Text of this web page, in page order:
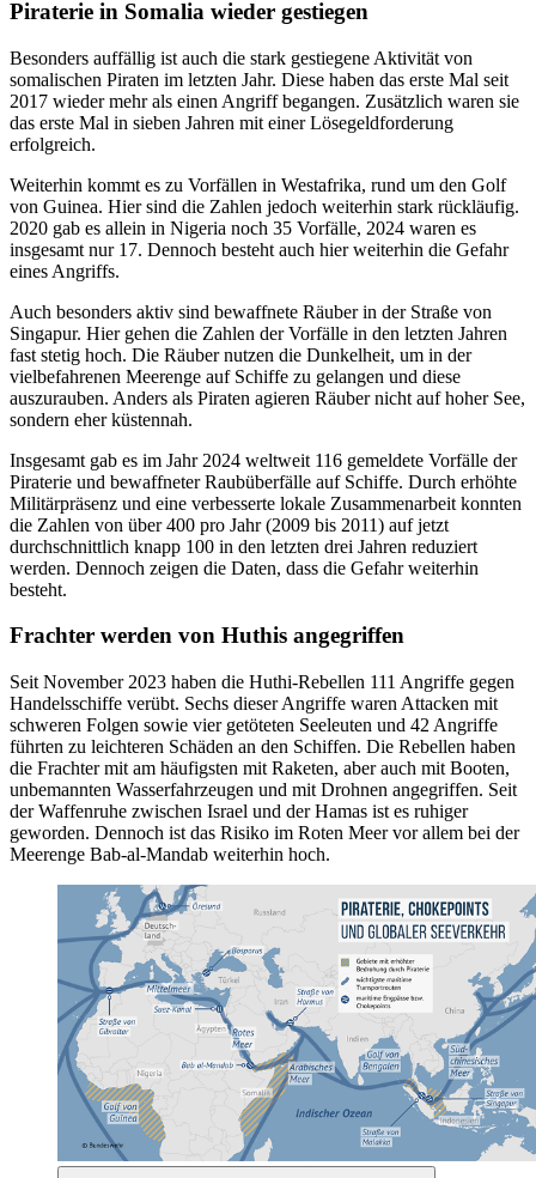
Piraterie in Somalia wieder gestiegen
Besonders auffällig ist auch die stark gestiegene Aktivität von
somalischen Piraten im letzten Jahr. Diese haben das erste Mal seit
2017 wieder mehr als einen Angriff begangen. Zusätzlich waren sie
das erste Mal in sieben Jahren mit einer Lösegeldforderung
erfolgreich.
Weiterhin kommt es zu Vorfällen in Westafrika, rund um den Golf
von Guinea. Hier sind die Zahlen jedoch weiterhin stark rückläufig.
2020 gab es allein in Nigeria noch 35 Vorfälle, 2024 waren es
insgesamt nur 17. Dennoch besteht auch hier weiterhin die Gefahr
eines Angriffs.
Auch besonders aktiv sind bewaffnete Räuber in der Straße von
Singapur. Hier gehen die Zahlen der Vorfälle in den letzten Jahren
fast stetig hoch. Die Räuber nutzen die Dunkelheit, um in der
vielbefahrenen Meerenge auf Schiffe zu gelangen und diese
auszurauben. Anders als Piraten agieren Räuber nicht auf hoher See,
sondern eher küstennah.
Insgesamt gab es im Jahr 2024 weltweit 116 gemeldete Vorfälle der
Piraterie und bewaffneter Raubüberfälle auf Schiffe. Durch erhöhte
Militärpräsenz und eine verbesserte lokale Zusammenarbeit konnten
die Zahlen von über 400 pro Jahr (2009 bis 2011) auf jetzt
durchschnittlich knapp 100 in den letzten drei Jahren reduziert
werden. Dennoch zeigen die Daten, dass die Gefahr weiterhin
besteht.
Frachter werden von Huthis angegriffen
Seit November 2023 haben die Huthi-Rebellen 111 Angriffe gegen
Handelsschiffe verübt. Sechs dieser Angriffe waren Attacken mit
schweren Folgen sowie vier getöteten Seeleuten und 42 Angriffe
führten zu leichteren Schäden an den Schiffen. Die Rebellen haben
die Frachter mit am häufigsten mit Raketen, aber auch mit Booten,
unbemannten Wasserfahrzeugen und mit Drohnen angegriffen. Seit
der Waffenruhe zwischen Israel und der Hamas ist es ruhiger
geworden. Dennoch ist das Risiko im Roten Meer vor allem bei der
Meerenge Bab-al-Mandab weiterhin hoch.